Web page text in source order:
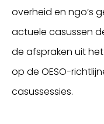
overheid en ngo’s
actuele casussen
de afspraken uit
op de OESO-
casussessies.